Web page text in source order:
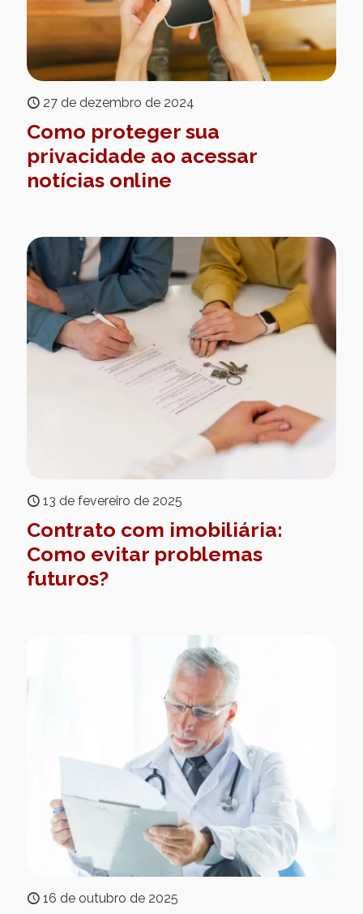
27 de dezembro de 2024
Como proteger sua
privacidade ao acessar
notícias online
13 de fevereiro de 2025
Contrato com imobiliária:
Como evitar problemas
futuros?
16 de outubro de 2025